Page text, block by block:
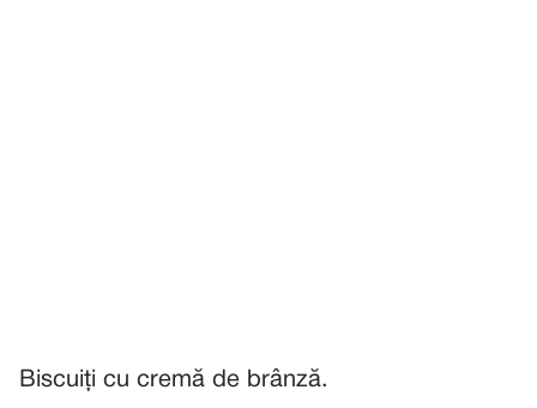
Biscuiți cu cremă de brânză.